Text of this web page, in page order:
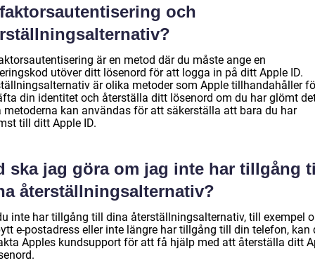
och
är en metod där du måste ange en
utöver ditt lösenord för att logga in på ditt Apple ID.
är olika metoder som Apple tillhandahåller
din identitet och återställa ditt lösenord om du har glömt
metoderna kan användas för att säkerställa att bara du har
till ditt Apple ID.
ska jag göra om jag inte har tillgång
återställningsalternativ?
inte har tillgång till dina återställningsalternativ, till exempel
e-postadress eller inte längre har tillgång till din telefon, kan
Apples kundsupport för att få hjälp med att återställa ditt